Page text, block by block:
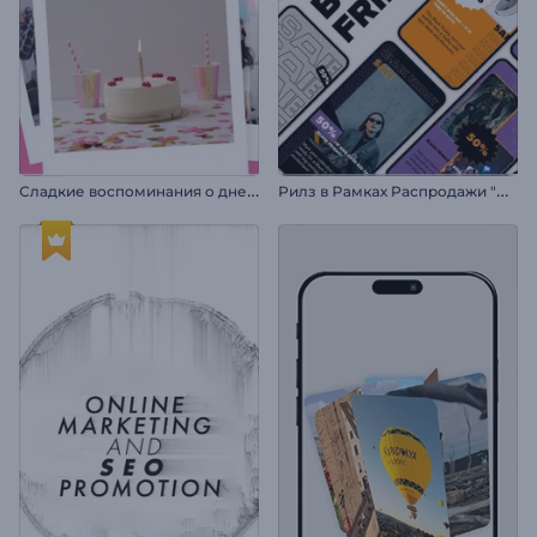
С
ладкие воспоминания о дне рождения Р
илз в Рамках Распродажи "Черная пятница"